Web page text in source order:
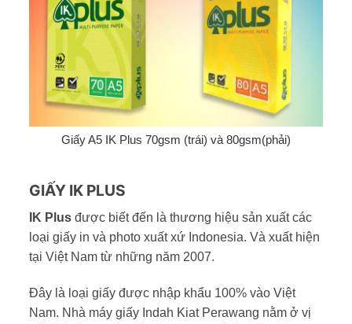
Giấy A5 IK Plus 70gsm (trái) và 80gsm(phải)
GIẤY IK PLUS
IK Plusđược biết đến là thương hiệu sản xuất các
loại giấy in và photo xuất xứ Indonesia. Và xuất hiện
tại Việt Nam từ những năm 2007.
Đây là loại giấy được nhập khẩu 100% vào Việt
Nam. Nhà máy giấy Indah Kiat Perawang nằm ở vị